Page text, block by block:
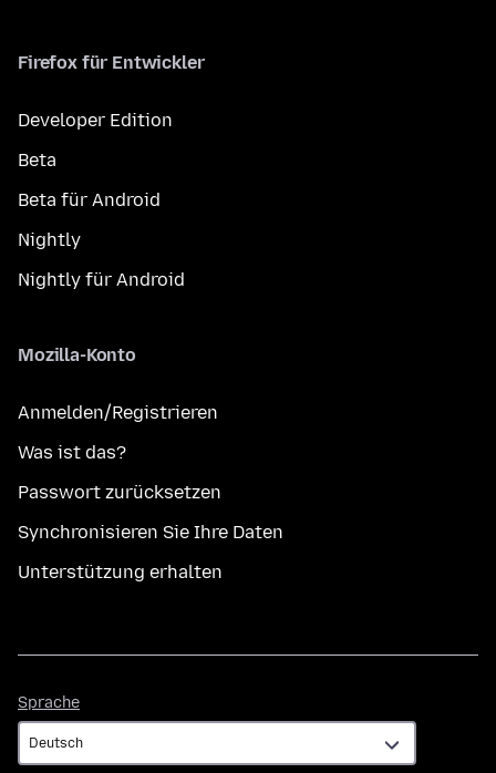
Firefox für Entwickler
Developer Edition
Beta
Beta für Android
Nightly
Nightly für Android
Mozilla-Konto
Anmelden/Registrieren
Was ist das?
Passwort zurücksetzen
Synchronisieren Sie Ihre Daten
Unterstützung erhalten
Sprache